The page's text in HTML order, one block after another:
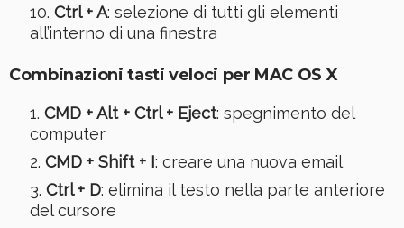
Ctrl + A: selezione di tutti gli elementi
all’interno di una finestra
Combinazioni tasti veloci per MAC OS X
CMD + Alt + Ctrl + Eject: spegnimento del
computer
CMD + Shift + I: creare una nuova email
Ctrl + D: elimina il testo nella parte anteriore
del cursore